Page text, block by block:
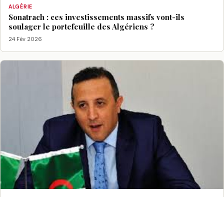
ALGÉRIE
Sonatrach : ces investissements massifs vont-ils
soulager le portefeuille des Algériens ?
24 Fév 2026